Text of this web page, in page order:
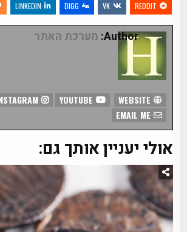
REDDIT
VK
DIGG
LINKEDIN
Author: מערכת האתר
INSTAGRAM
אולי יעניין אותך גם: